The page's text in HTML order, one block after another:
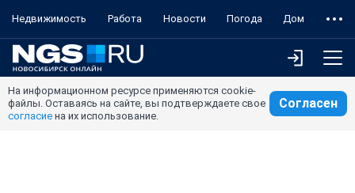
Недвижимость Работа Новости Погода Дом
На информационном ресурсе применяются cookie-
файлы. Оставаясь на сайте, вы подтверждаете свое
согласие на их использование.
Согласен